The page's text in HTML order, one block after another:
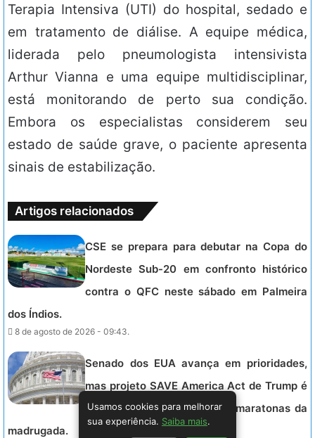
Terapia Intensiva (UTI) do hospital, sedado e
em tratamento de diálise. A equipe médica,
liderada pelo pneumologista intensivista
Arthur Vianna e uma equipe multidisciplinar,
está monitorando de perto sua condição.
Embora os especialistas considerem seu
estado de saúde grave, o paciente apresenta
sinais de estabilização.
Artigos relacionados
CSE se prepara para debutar na Copa do
Nordeste Sub-20 em confronto histórico
contra o QFC neste sábado em Palmeira
dos Índios.
8 de agosto de 2026 - 09:43.
Senado dos EUA avança em prioridades,
mas projeto SAVE America Act de Trump é
deixado de lado em votação maratonas da
madrugada.
Usamos cookies para melhorar
sua experiência. Saiba mais.